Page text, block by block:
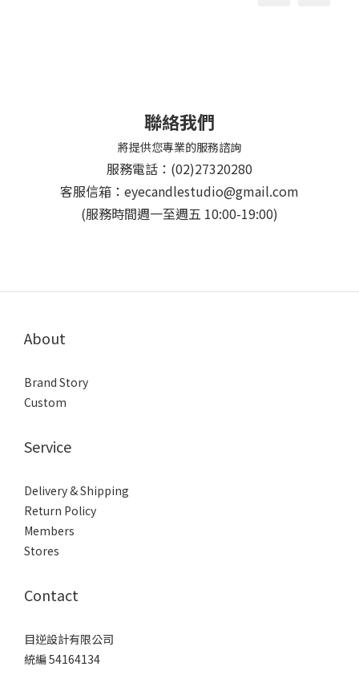
聯絡我們
將提供您專業的服務諮詢
服務電話：(02)27320280
客服信箱：eyecandlestudio@gmail.com
(服務時間週一至週五 10:00-19:00)
About
Brand Story
Custom
Service
Delivery & Shipping
Return Policy
Members
Stores
Contact
目逆設計有限公司
統編 54164134